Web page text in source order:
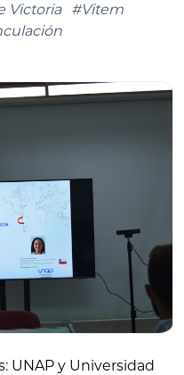
Victoria
#Vitem
UNAP y Universidad